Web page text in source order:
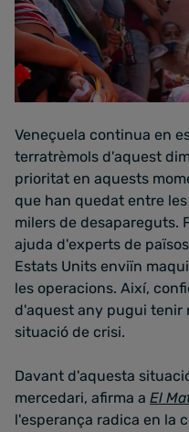
Veneçuela continua en
terratrèmols d'aquest
prioritat en aquests
que han quedat entre
milers de desapareguts.
ajuda d'experts de
Estats Units enviïn
les operacions. Així,
d'aquest any pugui tenir
situació de crisi.
Davant d'aquesta
mercedari, afirma a El
l'esperança radica en la